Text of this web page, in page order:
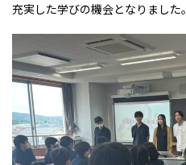
充実した学びの機会となりました。